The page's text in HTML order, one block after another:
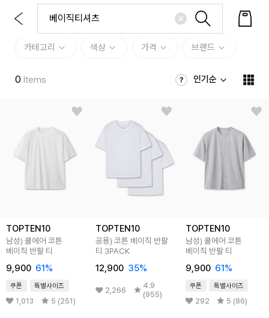
카테고리 색상 가격 브랜드
0 Items 인기순
TOPTEN10
남성) 쿨에어 코튼
베이직 반팔 티
9,900 61%
쿠폰 특별사이즈
1,013 5 (251)
TOPTEN10
공용) 코튼 베이직 반팔
티 3PACK
12,900 35%
2,266
4.9
(955)
TOPTEN10
남성) 쿨에어 코튼
베이직 반팔 티
9,900 61%
쿠폰 특별사이즈
292 5 (86)